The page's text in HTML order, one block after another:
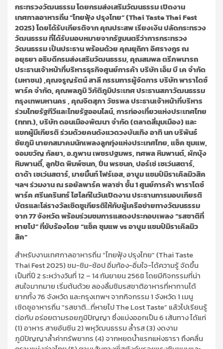
กระทรวงวัฒนธรรม โดยกรมส่งเสริมวัฒนธรรม เปิดงาน
เทศกาลอาหารถิ่น “ไทยฟุ้ง ปรุงไทย” (Thai Taste Thai Fest
2025) โดยได้รับเกียรติจาก คุณประสพ เรียงเงิน ปลัดกระทรวง
วัฒนธรรม ที่ได้รับมอบหมายจากรัฐมนตรีว่าการกระทรวง
วัฒนธรรม เป็นประธาน พร้อมด้วย คุณยุถิกา อิศรางกูร ณ
อยุธยา อธิบดีกรมส่งเสริมวัฒนธรรม, คุณสมพล ตรีภพนารถ
ประธานเจ้าหน้าที่บริหารธุรกิจศูนย์การค้า บริษัท เอ็ม บี เค จำกัด
(มหาชน) ,คุณจรูญรัตน์ สาลี กรรมการผู้จัดการ บริษัท พาราไดซ์
พาร์ค จำกัด, คุณพลภูมิ วิภัติภูมิประเทศ ประธานสภาวัฒนธรรม
กรุงเทพมหานคร , คุณจิตสุภา วัชรพล ประธานเจ้าหน้าที่บริหาร
ร่วมไทยรัฐทีวีและไทยรัฐออนไลน์, การท่องเที่ยวแห่งประเทศไทย
(ททท.), บริษัท ดอนเมืองพัฒนา จำกัด (ตลาดสี่มุมเมือง) และ
แขกผู้มีเกียรติ ร่วมด้วยคนดังแวดวงบันเทิง อาทิ นก บริพันธ์
ชัยภูมิ นายกสมาคมนักเพลงลูกทุ่งแห่งประเทศไทย, แซ็ค ชุมแพ,
จอมขวัญ กัลยา, อ.ภูพาน เพชรปฐมพร, ทศพล หิมพานต์, ผักบุ้ง
หิมพานติ์, ลูกปัด พิมพ์ชนก, ปิ่น พรชนก, ปอร์เช่ เซเว่นสตาร์,
ดาด้า เซเว่นสตาร์, มายมิ้นท์ โฟร์เอส, อาบูม แชมป์มิราเคิลมิวสิค
ฯลฯ ร่วมงาน ณ รอยัลพาร์ค พลาซ่า ชั้น 1 ศูนย์การค้า พาราไดซ์
พาร์ค ศรีนครินทร์ ไฮไลท์ในวันเปิดงาน ประธานการมอบเกียรติ
บัตรและโล่รางวัลเชิดชูเกียรติให้กับผู้เครือข่ายทางวัฒนธรรม
จาก 77 จังหวัด พร้อมร่วมชมการแสดงประกอบเพลง “รสชาติที่
หายไป” ที่ขับร้องโดย “แช็ค ชุมแพ vs อาบูม แชมป์มิราเคิลมิว
สิค”
สำหรับงานเทศกาลอาหารถิ่น “ไทยฟุ้ง ปรุงไทย” (Thai Taste
Thai Fest 2025) ชม-ชิม-ช้อป อิ่มท้อง-อิ่มใจ-ได้ความรู้ จัดขึ้น
เป็นที่ปี 2 ระหว่างวันที่ 12 – 14 กันยายน 2568 โดยมีกิจกรรมที่น่า
สนใจมากมาย เริ่มต้นด้วย ลองลิ้มชิมรสชาติอาหารที่หาทานได้
ยากทั้ง 76 จังหวัด และกรุงเทพฯ จากกิจกรรม 1 จังหวัด 1 เมนู
เชิดชูอาหารถิ่น “รสชาติ…ที่หายไป The Lost Taste” แล้วไปเรียนรู้
ต่อกับ อร่อยตามรอยภูมิปัญญา ซึ่งแบ่งออกเป็น 6 เส้นทาง ได้แก่
(1) อาหาร สายอันซีน 2) พหุวัฒนธรรม ล้ำรส (3) งดงาม
ภูมิปัญญาล้ำค่าทรัพยากร (4) จากหยดน้ำแรกแห่งธารา ถึงคลื่น